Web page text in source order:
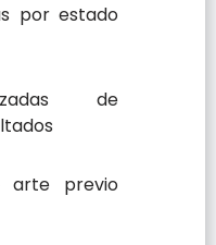
por estado
de
arte previo